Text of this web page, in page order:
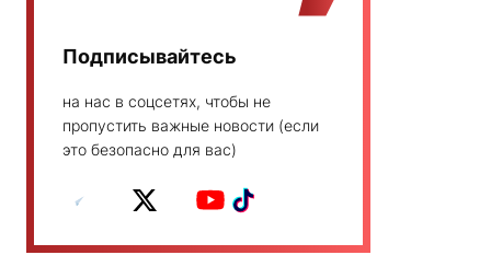
Подписывайтесь
на нас в соцсетях, чтобы не
пропустить важные новости (если
это безопасно для вас)